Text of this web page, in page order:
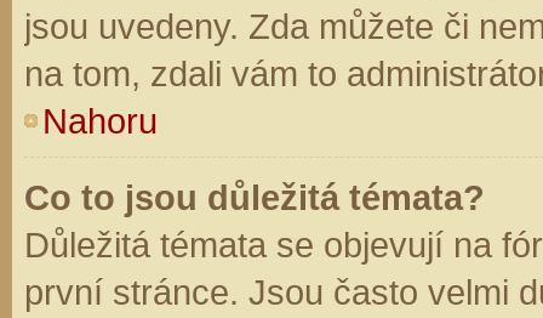
jsou uvedeny. Zda můžete či
na tom, zdali vám to
Nahoru
Co to jsou důležitá témata?
Důležitá témata se objevují na
první stránce. Jsou často velmi